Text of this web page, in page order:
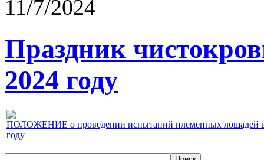
11/7/2024
Праздник
2024 году
ПОЛОЖЕНИЕ о проведении испытаний племенных лошадей
году